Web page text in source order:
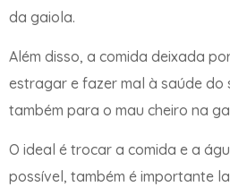
da gaiola.
Além disso, a comida deixada
estragar e fazer mal à saúde do
também para o mau cheiro na
O ideal é trocar a comida e a
possível, também é importante